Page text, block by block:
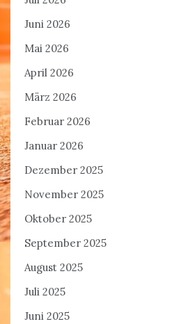
Juni 2026
Mai 2026
April 2026
März 2026
Februar 2026
Januar 2026
Dezember 2025
November 2025
Oktober 2025
September 2025
August 2025
Juli 2025
Juni 2025